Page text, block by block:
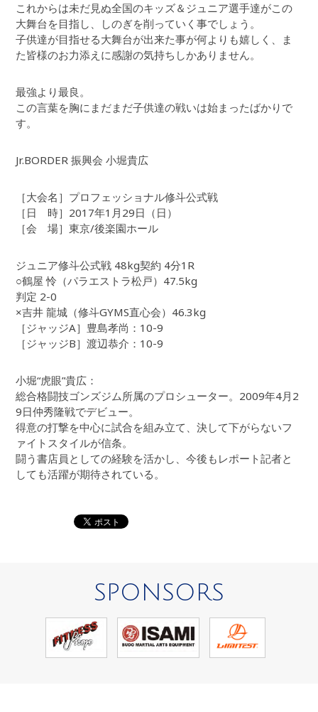
これからは未だ見ぬ全国のキッズ＆ジュニア選手達がこの
大舞台を目指し、しのぎを削っていく事でしょう。
子供達が目指せる大舞台が出来た事が何よりも嬉しく、ま
た皆様のお力添えに感謝の気持ちしかありません。
最強より最良。
この言葉を胸にまだまだ子供達の戦いは始まったばかりで
す。
Jr.BORDER 振興会 小堀貴広
［大会名］プロフェッショナル修斗公式戦
［日 時］2017年1月29日（日）
［会 場］東京/後楽園ホール
ジュニア修斗公式戦 48kg契約 4分1R
○鶴屋 怜（パラエストラ松戸）47.5kg
判定 2-0
×吉井 龍城（修斗GYMS直心会）46.3kg
［ジャッジA］豊島孝尚：10-9
［ジャッジB］渡辺恭介：10-9
小堀“虎眼”貴広：
総合格闘技ゴンズジム所属のプロシューター。2009年4月2
9日仲秀隆戦でデビュー。
得意の打撃を中心に試合を組み立て、決して下がらないフ
ァイトスタイルが信条。
闘う書店員としての経験を活かし、今後もレポート記者と
しても活躍が期待されている。
SPONSORS